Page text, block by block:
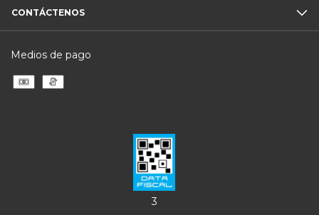
CONTÁCTENOS
Medios de pago
3